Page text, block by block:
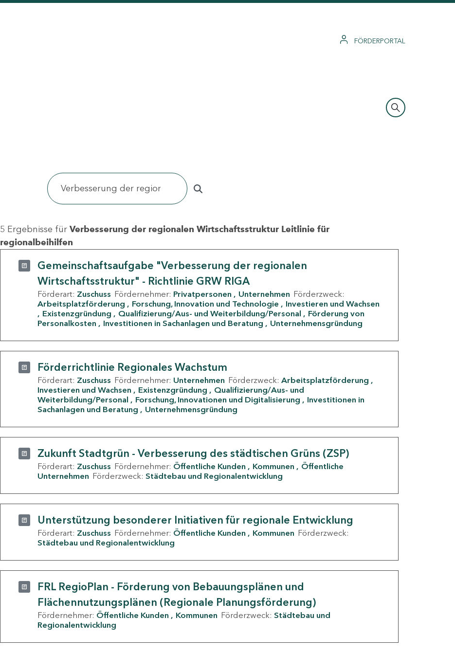
FÖRDERPORTAL
5 Ergebnisse für Verbesserung der regionalen Wirtschaftsstruktur Leitlinie für
regionalbeihilfen
Gemeinschaftsaufgabe "Verbesserung der regionalen
Wirtschaftsstruktur" - Richtlinie GRW RIGA
Förderart: Zuschuss Fördernehmer: Privatpersonen Unternehmen Förderzweck:
Arbeitsplatzförderung
Forschung, Innovation und Technologie
Investieren und Wachsen
Existenzgründung
Qualifizierung/Aus- und Weiterbildung/Personal
Förderung von
Personalkosten
Investitionen in Sachanlagen und Beratung Unternehmensgründung
Förderrichtlinie Regionales Wachstum
Förderart: Zuschuss Fördernehmer: Unternehmen Förderzweck: Arbeitsplatzförderung
Investieren und Wachsen
Existenzgründung
Qualifizierung/Aus- und
Weiterbildung/Personal
Forschung, Innovationen und Digitalisierung
Investitionen in
Sachanlagen und Beratung
Unternehmensgründung
Zukunft Stadtgrün - Verbesserung des städtischen Grüns (ZSP)
Förderart: Zuschuss Fördernehmer: Öffentliche Kunden Kommunen
Öffentliche
Unternehmen Förderzweck: Städtebau und Regionalentwicklung
Unterstützung besonderer Initiativen für regionale Entwicklung
Förderart: Zuschuss Fördernehmer: Öffentliche Kunden Kommunen Förderzweck:
Städtebau und Regionalentwicklung
FRL RegioPlan - Förderung von Bebauungsplänen und
Flächennutzungsplänen (Regionale Planungsförderung)
Fördernehmer: Öffentliche Kunden Kommunen Förderzweck: Städtebau und
Regionalentwicklung